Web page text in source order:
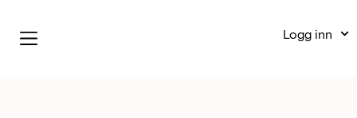
Logg inn